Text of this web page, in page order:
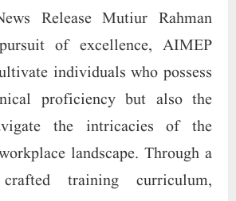
Release Mutiur Rahman
of excellence, AIMEP
individuals who possess
proficiency but also the
the intricacies of the
landscape. Through a
training curriculum,